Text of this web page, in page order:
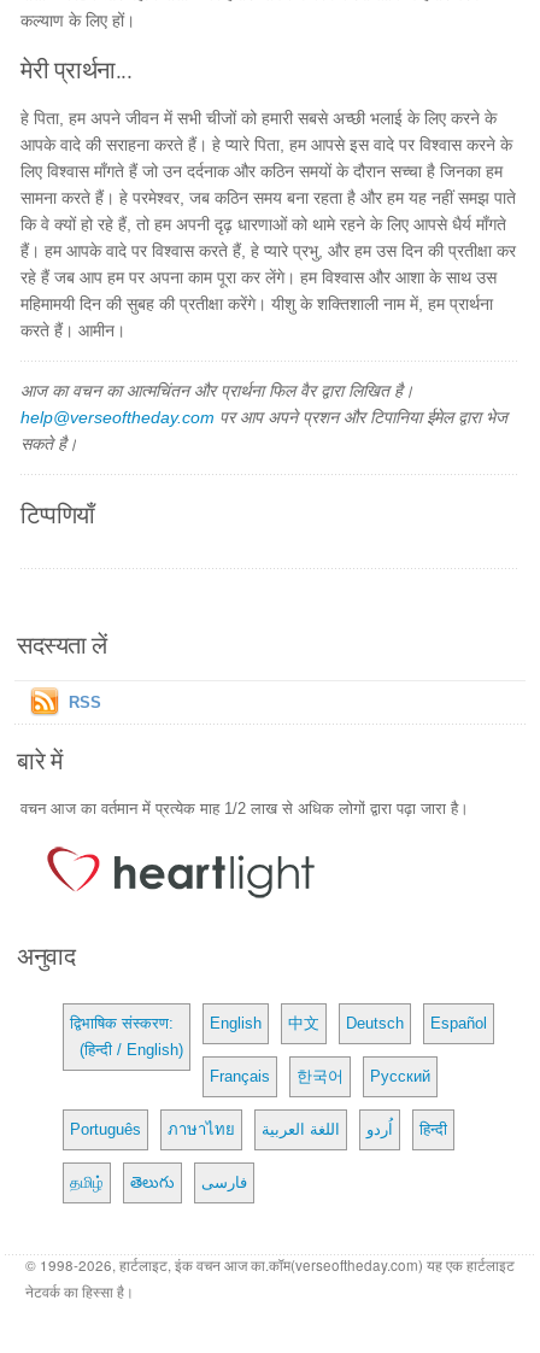
कल्याण के लिए हों।
मेरी प्रार्थना...
हे पिता, हम अपने जीवन में सभी चीजों को हमारी सबसे अच्छी भलाई के लिए करने के
आपके वादे की सराहना करते हैं। हे प्यारे पिता, हम आपसे इस वादे पर विश्वास करने के
लिए विश्वास माँगते हैं जो उन दर्दनाक और कठिन समयों के दौरान सच्चा है जिनका हम
सामना करते हैं। हे परमेश्वर, जब कठिन समय बना रहता है और हम यह नहीं समझ पाते
कि वे क्यों हो रहे हैं, तो हम अपनी दृढ़ धारणाओं को थामे रहने के लिए आपसे धैर्य माँगते
हैं। हम आपके वादे पर विश्वास करते हैं, हे प्यारे प्रभु, और हम उस दिन की प्रतीक्षा कर
रहे हैं जब आप हम पर अपना काम पूरा कर लेंगे। हम विश्वास और आशा के साथ उस
महिमामयी दिन की सुबह की प्रतीक्षा करेंगे। यीशु के शक्तिशाली नाम में, हम प्रार्थना
करते हैं। आमीन।
आज का वचन का आत्मचिंतन और प्रार्थना फिल वैर द्वारा लिखित है।
help@verseoftheday.com पर आप अपने प्रशन और टिपानिया ईमेल द्वारा भेज
सकते है।
टिप्पणियाँ
सदस्यता लें
RSS
बारे में
वचन आज का वर्तमान में प्रत्येक माह 1/2 लाख से अधिक लोगों द्वारा पढ़ा जारा है।
अनुवाद
द्विभाषिक संस्करण:
(हिन्दी / English)
English 中文 Deutsch Español
Français 한국어 Русский
Português ภาษาไทย اللغة العربية اُردو हिन्दी
தமிழ் తెలుగు فارسی
© 1998-2026, हार्टलाइट, इंक वचन आज का.कॉम(verseoftheday.com) यह एक हार्टलाइट
नेटवर्क का हिस्सा है।